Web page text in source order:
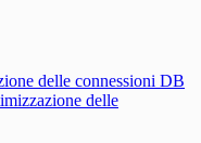
delle connessioni DB
delle